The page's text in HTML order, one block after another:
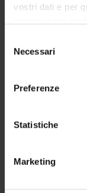
vostri dati e per
modificare o
momento dalla
geografica,
delNecessari
Preferenze
Statistiche
Marketing
Anatomia
SEZIONI